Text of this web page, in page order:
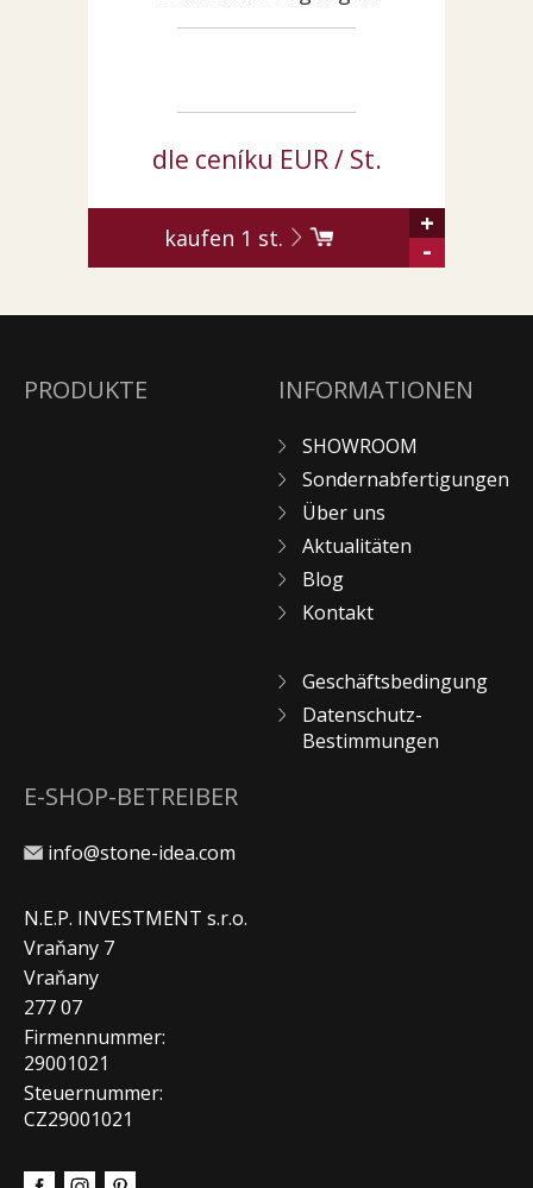
dle ceníku EUR / St.
kaufen 1 st.
+
-
PRODUKTE INFORMATIONEN
SHOWROOM
Sondernabfertigungen
Über uns
Aktualitäten
Blog
Kontakt
Geschäftsbedingung
Datenschutz-
Bestimmungen
E-SHOP-BETREIBER
info@stone-idea.com
N.E.P. INVESTMENT s.r.o.
Vraňany 7
Vraňany
277 07
Firmennummer:
29001021
Steuernummer:
CZ29001021